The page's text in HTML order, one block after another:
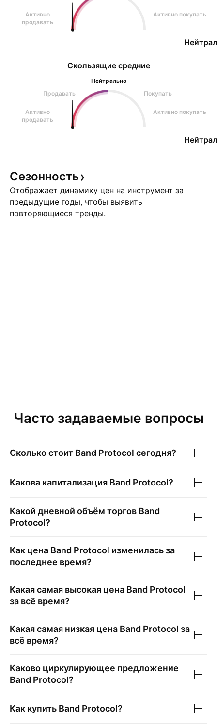
Активно
продавать
Активно покупать
Скользящие средние
Нейтрально
Продавать
Покупать
Активно
продавать
Активно покупать
Сезонность
Отображает динамику цен на инструмент за
предыдущие годы, чтобы выявить
повторяющиеся тренды.
Часто задаваемые вопросы
Сколько стоит Band Protocol сегодня?
Какова капитализация Band Protocol?
Какой дневной объём торгов Band
Protocol?
Как цена Band Protocol изменилась за
последнее время?
Какая самая высокая цена Band Protocol
за всё время?
Какая самая низкая цена Band Protocol за
всё время?
Каково циркулирующее предложение
Band Protocol?
Как купить Band Protocol?